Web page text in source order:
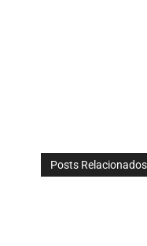
Posts Relacionados